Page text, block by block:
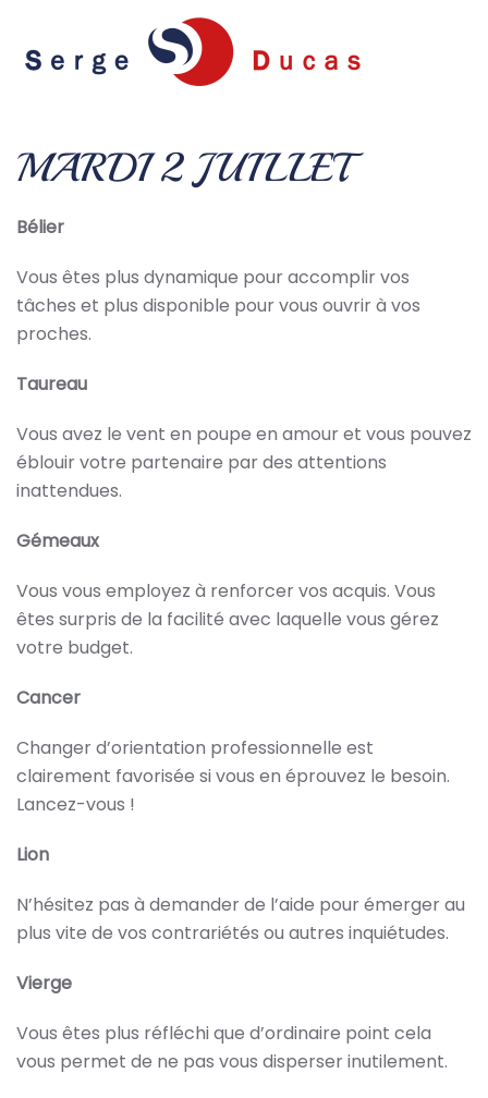
Skip to main content
MARDI 2 JUILLET
Bélier
Vous êtes plus dynamique pour accomplir vos
tâches et plus disponible pour vous ouvrir à vos
proches.
Taureau
Vous avez le vent en poupe en amour et vous pouvez
éblouir votre partenaire par des attentions
inattendues.
Gémeaux
Vous vous employez à renforcer vos acquis. Vous
êtes surpris de la facilité avec laquelle vous gérez
votre budget.
Cancer
Changer d’orientation professionnelle est
clairement favorisée si vous en éprouvez le besoin.
Lancez-vous !
Lion
N’hésitez pas à demander de l’aide pour émerger au
plus vite de vos contrariétés ou autres inquiétudes.
Vierge
Vous êtes plus réfléchi que d’ordinaire point cela
vous permet de ne pas vous disperser inutilement.